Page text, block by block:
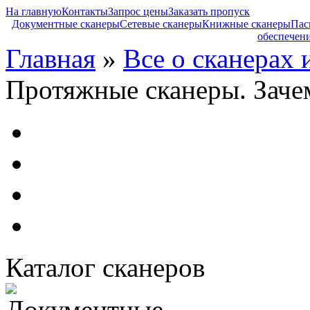
На главнуюКонтактыЗапрос ценыЗаказать пропуск
Документные сканерыСетевые сканерыКнижные сканеры
Главная » Все о сканерах
Протяжные сканеры.
Каталог сканеров